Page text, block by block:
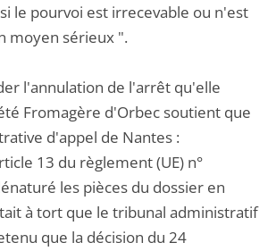
le pourvoi est irrecevable ou n'est
moyen sérieux ".
l'annulation de l'arrêt qu'elle
Fromagère d'Orbec soutient que
d'appel de Nantes :
13 du règlement (UE) n°
les pièces du dossier en
à tort que le tribunal administratif
que la décision du 24